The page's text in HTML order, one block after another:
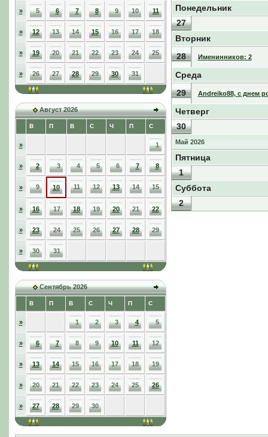
» 5 6 7 8 9 10 11
» 12 13 14 15 16 17 18
» 19 20 21 22 23 24 25
» 26 27 28 29 30 31
Август 2026
В П В С Ч П С
» 1
» 2 3 4 5 6 7 8
» 9 10 11 12 13 14 15
» 16 17 18 19 20 21 22
» 23 24 25 26 27 28 29
» 30 31
Сентябрь 2026
В П В С Ч П С
» 1 2 3 4 5
» 6 7 8 9 10 11 12
» 13 14 15 16 17 18 19
» 20 21 22 23 24 25 26
» 27 28 29 30
Понедельник
27
Вторник
28
Именинников: 2
Среда
29
Andreiko88, с днем
Четверг
30
Май 2026
Пятница
1
Суббота
2